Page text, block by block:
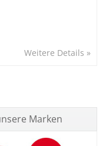
Weitere Details »
Marken